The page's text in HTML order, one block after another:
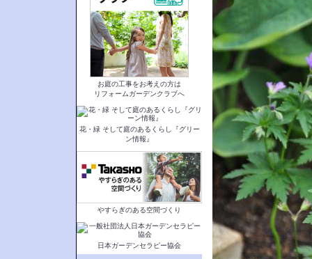
お庭の工事をお考えの方は
リフォームガーデンクラブへ
花・緑 そして庭のあるくらし『グリー
ン情報』
やすらぎのある空間づくり
日本ガーデンセラピー協会